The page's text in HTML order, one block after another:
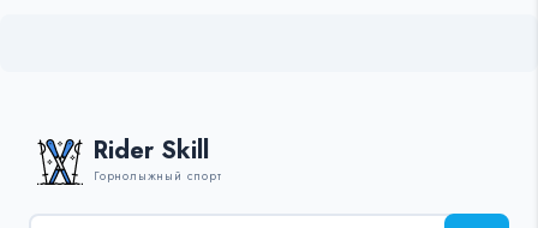
Rider Skill
Горнолыжный спорт